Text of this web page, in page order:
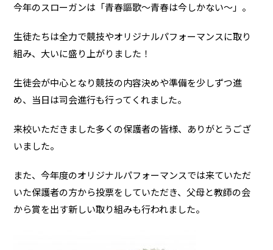
今年のスローガンは「青春謳歌～青春は今しかない～」。
生徒たちは全力で競技やオリジナルパフォーマンスに取り
組み、大いに盛り上がりました！
生徒会が中心となり競技の内容決めや準備を少しずつ進
め、当日は司会進行も行ってくれました。
来校いただきました多くの保護者の皆様、ありがとうござ
いました。
また、今年度のオリジナルパフォーマンスでは来ていただ
いた保護者の方から投票をしていただき、父母と教師の会
から賞を出す新しい取り組みも行われました。